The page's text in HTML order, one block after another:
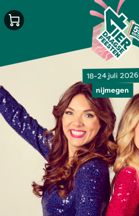
18-24 juli 2026
nijmegen